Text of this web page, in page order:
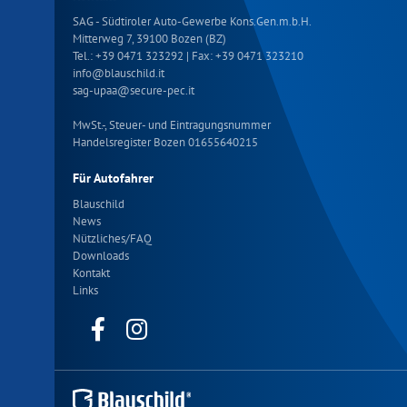
SAG - Südtiroler Auto-Gewerbe Kons.Gen.m.b.H.
Mitterweg 7, 39100 Bozen (BZ)
Tel.:+39 0471 323292 | Fax: +39 0471 323210
info@blauschild.it
sag-upaa@secure-pec.it
MwSt.-, Steuer- und Eintragungsnummer
Handelsregister Bozen 01655640215
Für Autofahrer
Blauschild
News
Nützliches/FAQ
Downloads
Kontakt
Links